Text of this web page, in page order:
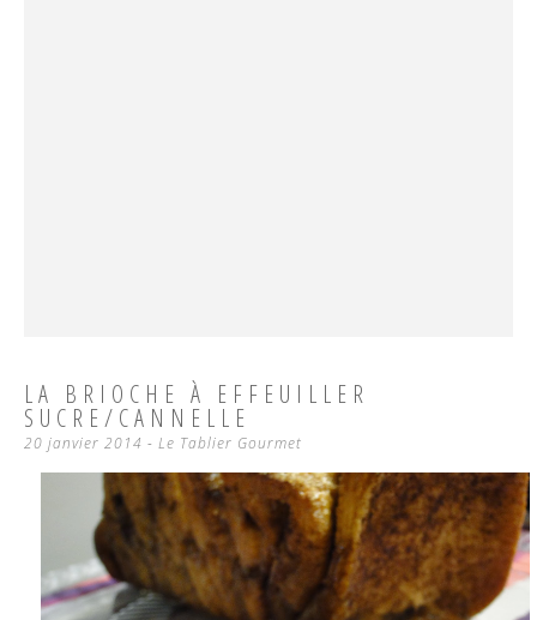
LA BRIOCHE À EFFEUILLER
SUCRE/CANNELLE
20 janvier 2014 - Le Tablier Gourmet